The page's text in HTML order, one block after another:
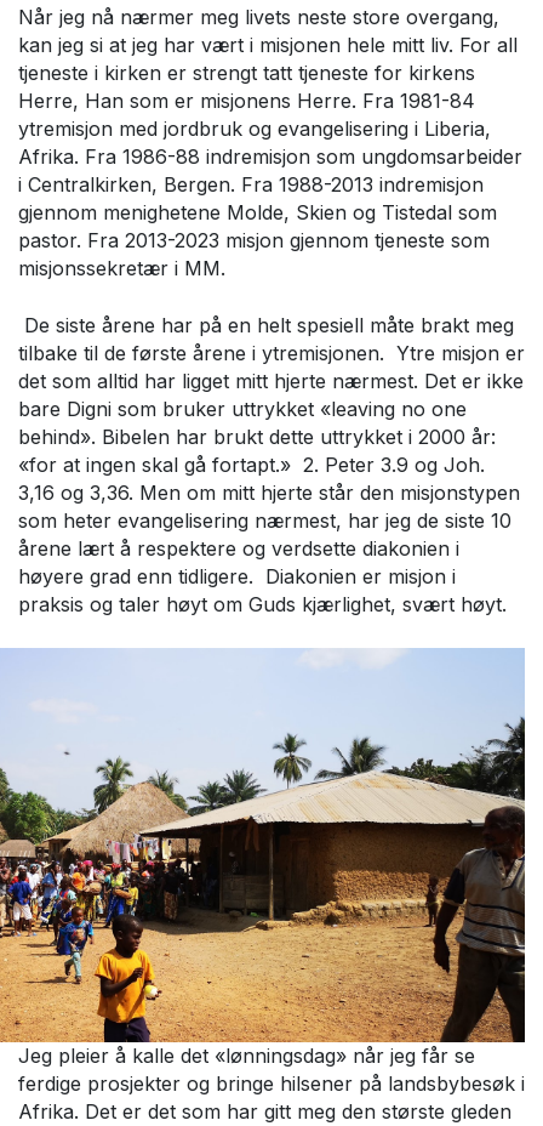
Når jeg nå nærmer meg livets neste store overgang,
kan jeg si at jeg har vært i misjonen hele mitt liv. For all
tjeneste i kirken er strengt tatt tjeneste for kirkens
Herre, Han som er misjonens Herre. Fra 1981-84
ytremisjon med jordbruk og evangelisering i Liberia,
Afrika. Fra 1986-88 indremisjon som ungdomsarbeider
i Centralkirken, Bergen. Fra 1988-2013 indremisjon
gjennom menighetene Molde, Skien og Tistedal som
pastor. Fra 2013-2023 misjon gjennom tjeneste som
misjonssekretær i MM.
De siste årene har på en helt spesiell måte brakt meg
tilbake til de første årene i ytremisjonen. Ytre misjon er
det som alltid har ligget mitt hjerte nærmest. Det er ikke
bare Digni som bruker uttrykket «leaving no one
behind». Bibelen har brukt dette uttrykket i 2000 år:
«for at ingen skal gå fortapt.» 2. Peter 3.9 og Joh.
3,16 og 3,36. Men om mitt hjerte står den misjonstypen
som heter evangelisering nærmest, har jeg de siste 10
årene lært å respektere og verdsette diakonien i
høyere grad enn tidligere. Diakonien er misjon i
praksis og taler høyt om Guds kjærlighet, svært høyt.
Jeg pleier å kalle det «lønningsdag» når jeg får se
ferdige prosjekter og bringe hilsener på landsbybesøk i
Afrika. Det er det som har gitt meg den største gleden